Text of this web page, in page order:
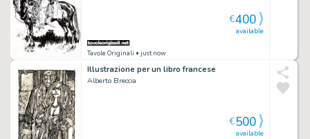
Tavole Originali • just now
available
€400
Illustrazione per un libro francese
Alberto Breccia
available
€500